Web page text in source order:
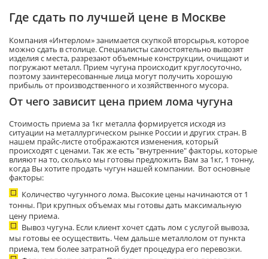
Где сдать по лучшей цене в Москве
Компания «Интерлом» занимается скупкой вторсырья, которое
можно сдать в столице. Специалисты самостоятельно вывозят
изделия с места, разрезают объемные конструкции, очищают и
погружают металл. Прием чугуна происходит круглосуточно,
поэтому заинтересованные лица могут получить хорошую
прибыль от производственного и хозяйственного мусора.
От чего зависит цена прием лома чугуна
Стоимость приема за 1кг металла формируется исходя из
ситуации на металлургическом рынке России и других стран. В
нашем прайс-листе отображаются изменения, который
происходят с ценами. Так же есть "внутренние" факторы, которые
влияют на то, сколько мы готовы предложить Вам за 1кг, 1 тонну,
когда Вы хотите продать чугун нашей компании. Вот основные
факторы:
Количество чугунного лома. Высокие цены начинаются от 1
тонны. При крупных объемах мы готовы дать максимальную
цену приема.
Вывоз чугуна. Если клиент хочет сдать лом с услугой вывоза,
мы готовы ее осуществить. Чем дальше металлолом от пункта
приема, тем более затратной будет процедура его перевозки.